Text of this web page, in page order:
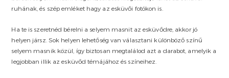
ruhának, és szép emléket hagy az esküvői fotókon is.
Ha te is szeretnéd bérelni a selyem masnit az esküvődre, akkor jó
helyen jársz. Sok helyen lehetőség van választani különböző színű
selyem masnik közül, így biztosan megtalálod azt a darabot, amelyik a
legjobban illik az esküvőd témájához és színeihez.